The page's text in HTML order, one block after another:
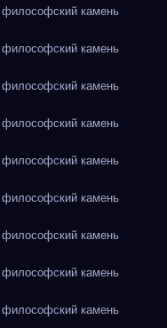
камень
камень
камень
камень
камень
камень
камень
камень
камень